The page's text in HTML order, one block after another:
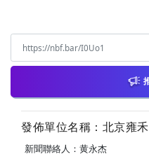
發佈單位名稱：北京雍
新聞聯絡人：黄永杰